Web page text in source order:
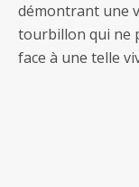
démontrant une
tourbillon qui ne
face à une telle